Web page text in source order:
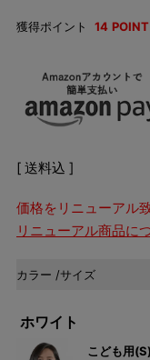
獲得ポイント 14 POINT
送料込
価格をリニューアル
リニューアル商品に
カラー サイズ
ホワイト
こども用(S)